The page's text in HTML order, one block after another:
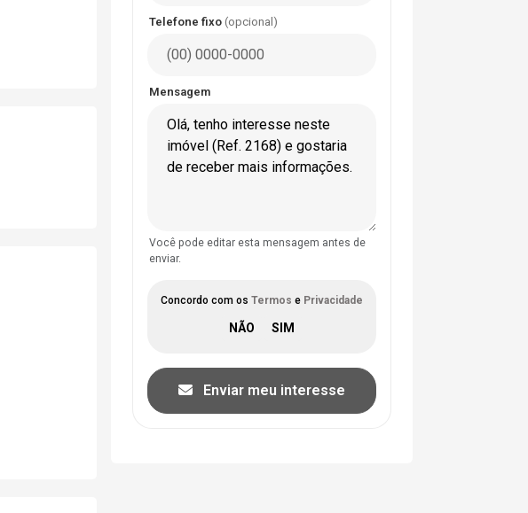
Telefone fixo (opcional)
Mensagem
Você pode editar esta mensagem antes de
enviar.
Concordo com os Termos e Privacidade
Enviar meu interesse